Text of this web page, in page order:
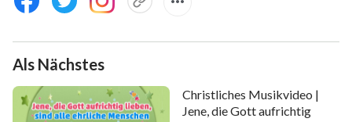
dass alle Menschen das Wort Gottes als Grundlage
und als ihre Wirklichkeit verwenden werden
Als Nächstes
Christliches Musikvideo |
Jene, die Gott aufrichtig